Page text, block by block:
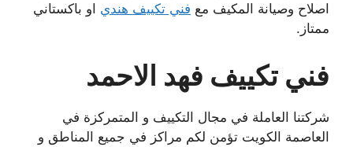
اصلاح وصيانة المكيف مع فني تكييف هندي او باكستاني
ممتاز.
فني تكييف فهد الاحمد
شركتنا العاملة في مجال التكييف و المتمركزة في
العاصمة الكويت تؤمن لكم مراكز في جميع المناطق و